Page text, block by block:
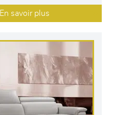
En savoir plus